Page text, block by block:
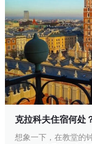
克拉科夫住宿何处
想象一下，在教堂的